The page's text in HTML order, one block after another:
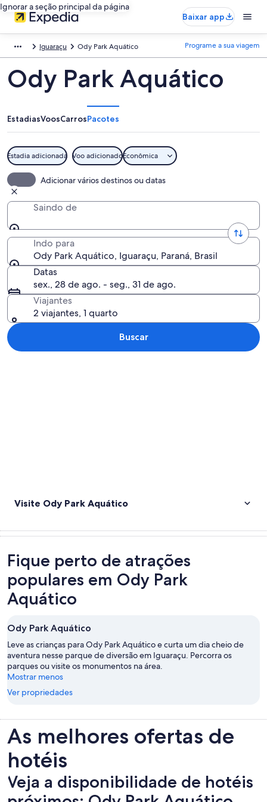
Ignorar a seção principal da página
Baixar app
Iguaraçu Ody Park Aquático Programe a sua viagem
Ody Park Aquático
EstadiasVoosCarrosPacotes
Estadia adicionada Voo adicionadoEconômica
Adicionar vários destinos ou datas
Saindo de
Indo para
Ody Park Aquático, Iguaraçu, Paraná, Brasil
Datas
sex., 28 de ago. - seg., 31 de ago.
Viajantes
2 viajantes, 1 quarto
Buscar
Visite Ody Park Aquático
Fique perto de atrações
populares em Ody Park
Aquático
Ody Park Aquático
Leve as crianças para Ody Park Aquático e curta um dia cheio de
aventura nesse parque de diversão em Iguaraçu. Percorra os
parques ou visite os monumentos na área.
Mostrar menos
Ver propriedades
As melhores ofertas de
hotéis
Veja a disponibilidade de hotéis